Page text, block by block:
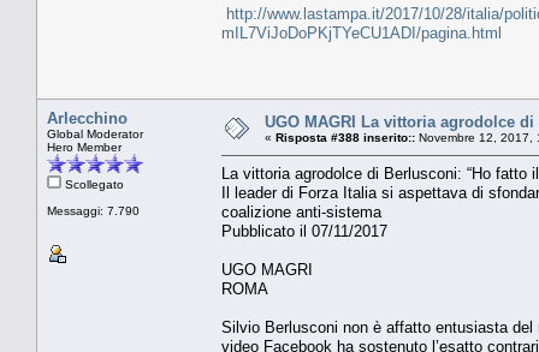
http://www.lastampa.it/2017/10/28/italia/
mIL7ViJoDoPKjTYeCU1ADI/pagina.html
Arlecchino
Global Moderator
Hero Member
Scollegato
Messaggi: 7.790
UGO MAGRI La vittoria agrodolce
« Risposta #388 inserito:: Novembre 12, 2017,
La vittoria agrodolce di Berlusconi: “Ho fatto
Il leader di Forza Italia si aspettava di
coalizione anti-sistema
Pubblicato il 07/11/2017
UGO MAGRI
ROMA
Silvio Berlusconi non è affatto entusiasta
video Facebook ha sostenuto l’esatto